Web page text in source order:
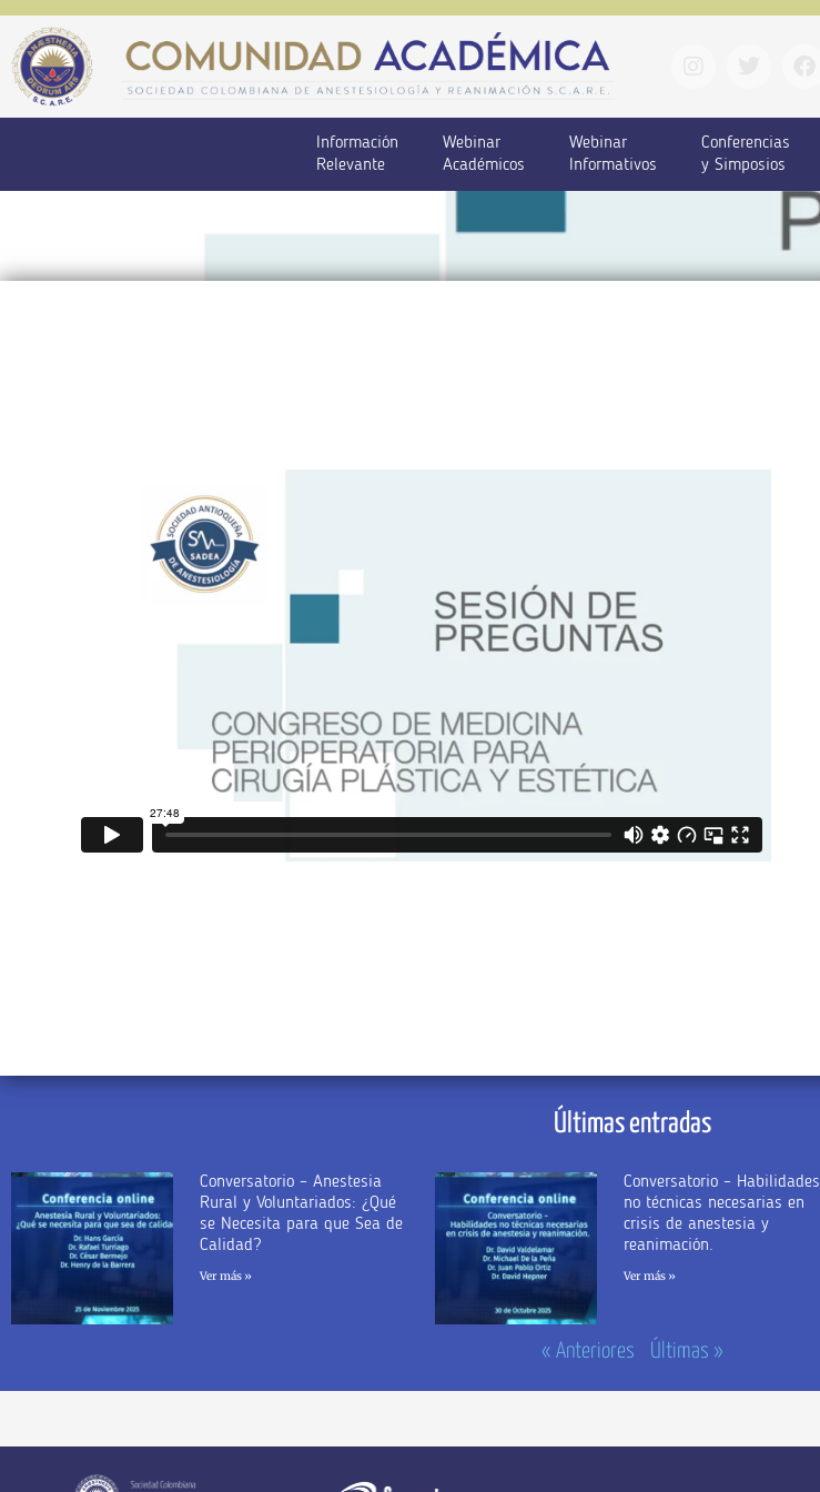
Información
Relevante
Webinar
Académicos
Webinar
Informativos
Conferencias
y Simposios
Últimas entradas
Conversatorio – Anestesia
Rural y Voluntariados: ¿Qué
se Necesita para que Sea de
Calidad?
Ver más »
Conversatorio – Habilidades
no técnicas necesarias en
crisis de anestesia y
reanimación.
Ver más »
« Anteriores Últimas »